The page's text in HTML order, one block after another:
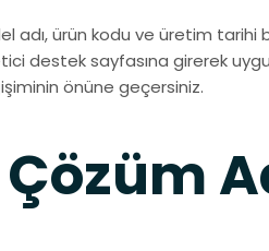
ürün kodu ve üretim tarihi
destek sayfasına girerek
önüne geçersiniz.